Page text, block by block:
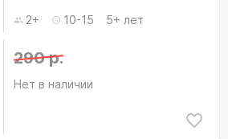
2+ 10-15 5+ лет
290 р.
Нет в наличии